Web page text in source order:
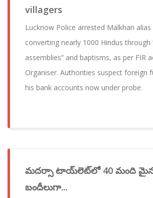
villagers
Lucknow Police arrested Malkhan
converting nearly 1000 Hindus through
assemblies” and baptisms, as per FIR
Organiser. Authorities suspect foreign
his bank accounts now under probe.
మదర్సా టాయ్‌లెట్‌లో 40 మంది
బందీలుగా...